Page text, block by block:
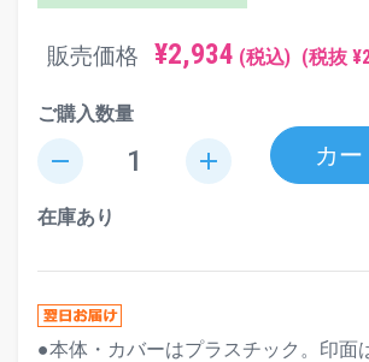
販売価格 ¥2,934 (税込) (税抜
ご購入数量
remove add カ
在庫あり
●本体・カバーはプラスチック。印面